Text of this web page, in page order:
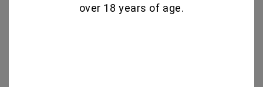
80.00€
over 18 years of age.